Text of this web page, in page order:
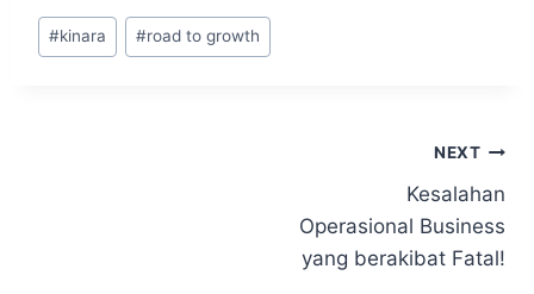
Post
Tags:
#kinara #road to growth
NEXT
Kesalahan
Operasional Business
yang berakibat Fatal!